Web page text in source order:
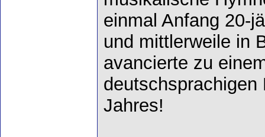
einmal Anfang 20-
und mittlerweile in
avancierte zu
Jahres!